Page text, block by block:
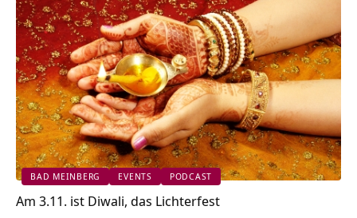
BAD MEINBERG EVENTS PODCAST
Am 3.11. ist Diwali, das Lichterfest